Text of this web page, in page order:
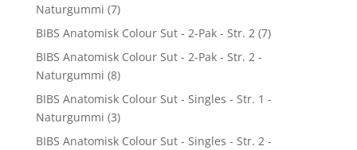
Naturgummi (7)
BIBS Anatomisk Colour Sut - 2-Pak - Str. 2 (7)
BIBS Anatomisk Colour Sut - 2-Pak - Str. 2 -
Naturgummi (8)
BIBS Anatomisk Colour Sut - Singles - Str. 1 -
Naturgummi (3)
BIBS Anatomisk Colour Sut - Singles - Str. 2 -